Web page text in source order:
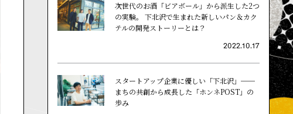
次世代のお酒「ビアボール」から派生した2つ
の実験。 下北沢で生まれた新しいパン＆カク
テルの開発ストーリーとは？
2022.10.17
スタートアップ企業に優しい「下北沢」──
まちの共創から成長した「ホンネPOST」の
歩み